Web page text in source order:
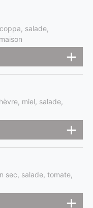
salade,
miel, salade,
sec, salade, tomate,